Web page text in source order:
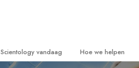
Scientology vandaag Hoe we helpen